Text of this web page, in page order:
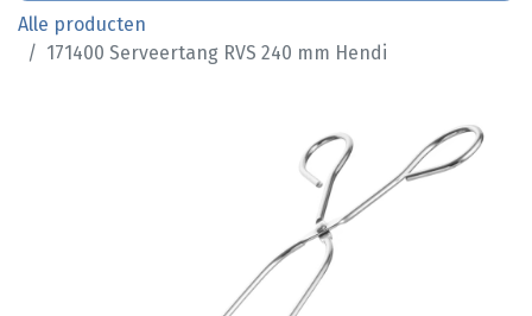
Alle producten
171400 Serveertang RVS 240 mm Hendi